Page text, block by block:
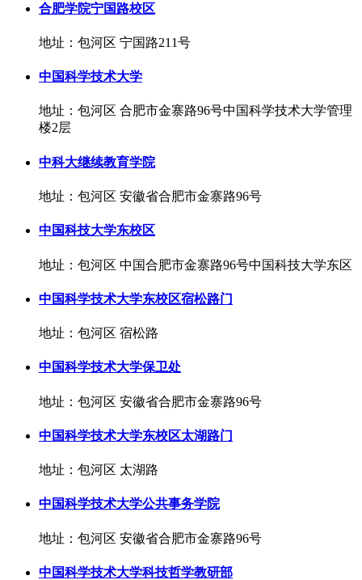
合肥学院宁国路校区
地址：包河区 宁国路211号
中国科学技术大学
地址：包河区 合肥市金寨路96号中国科学技术大学管理
楼2层
中科大继续教育学院
地址：包河区 安徽省合肥市金寨路96号
中国科技大学东校区
地址：包河区 中国合肥市金寨路96号中国科技大学东区
中国科学技术大学东校区宿松路门
地址：包河区 宿松路
中国科学技术大学保卫处
地址：包河区 安徽省合肥市金寨路96号
中国科学技术大学东校区太湖路门
地址：包河区 太湖路
中国科学技术大学公共事务学院
地址：包河区 安徽省合肥市金寨路96号
中国科学技术大学科技哲学教研部